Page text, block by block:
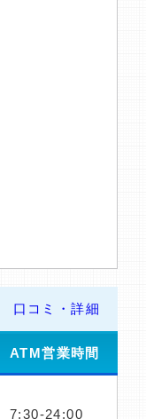
口コミ・詳細
ATM営業時間
7:30-24:00